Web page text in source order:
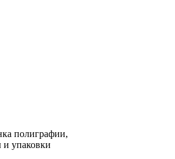
полиграфии,
и упаковки